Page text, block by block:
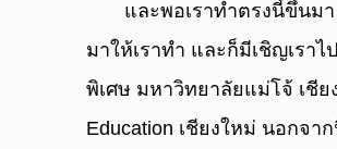
มาให้เราทํา และก็มีเชิญเราไ
พิเศษ มหาวิทยาลัยแม่โจ้ เชีย
Education เชียงใหม่ นอกจ